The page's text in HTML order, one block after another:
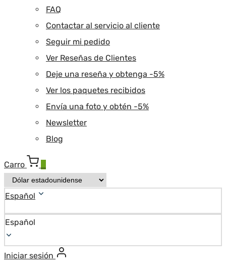
FAQ
Contactar al servicio al cliente
Seguir mi pedido
Ver Reseñas de Clientes
Deje una reseña y obtenga -5%
Ver los paquetes recibidos
Envía una foto y obtén -5%
Newsletter
Blog
Carro
Español
Español
Iniciar sesión